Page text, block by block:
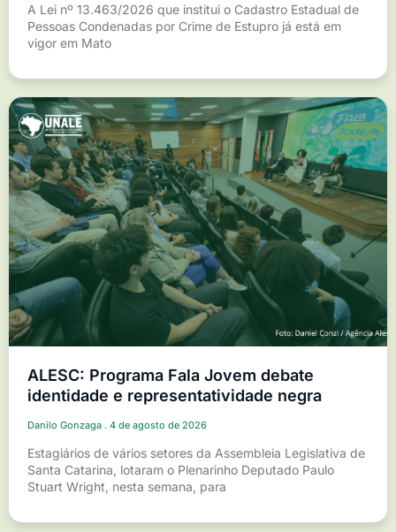
A Lei nº 13.463/2026 que institui o Cadastro Estadual de
Pessoas Condenadas por Crime de Estupro já está em
vigor em Mato
ALESC: Programa Fala Jovem debate
identidade e representatividade negra
Danilo Gonzaga 4 de agosto de 2026
Estagiários de vários setores da Assembleia Legislativa de
Santa Catarina, lotaram o Plenarinho Deputado Paulo
Stuart Wright, nesta semana, para